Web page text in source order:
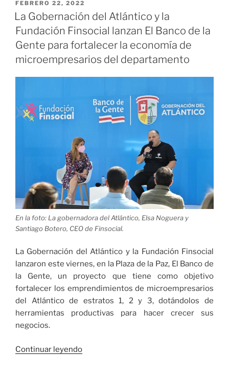
una
‘Fintech’
promueve
la
inclusión
objetivo
social»
PUBLICADO
EL
FEBRERO 22, 2022
La Gobernación del Atlántico y la
Fundación Finsocial lanzan El Banco de la
Gente para fortalecer la economía de
microempresarios del departamento
En la foto: La gobernadora del Atlántico, Elsa Noguera y
Santiago Botero, CEO de Finsocial.
La Gobernación del Atlántico y la Fundación Finsocial
lanzaron este viernes, en la Plaza de la Paz, El Banco de
la Gente, un proyecto que tiene como objetivo
fortalecer los emprendimientos de microempresarios
del Atlántico de estratos 1, 2 y 3, dotándolos de
herramientas productivas para hacer crecer sus
negocios.
Continuar leyendo«La